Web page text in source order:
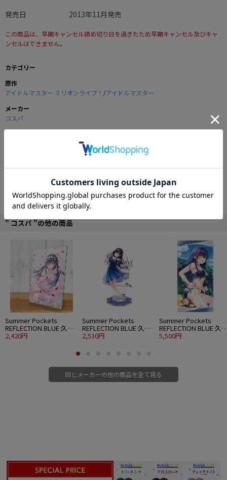
発売日
2013年11月発売
この商品は、早期キャンセル締め切り日を過ぎたため早期キャンセル及びキャ
ンセルはできません。
カテゴリー
原作
アイドルマスター ミリオンライブ！ /アイドルマスター
メーカー
コスパ
『水瀬伊織』を両面にフルカラープリントしたストラップ。
ッグなどに付けるのもGOOD！
取り外し可能なイヤホンジャックパーツが付いているので、iPhone等のストラ
ップホールのないスマートフォンでもOK！
※イヤホンジャックパーツはアクセサリーとてお楽しみ下さい。携帯電話など
をぶら下げると落下する可能性がございます。
■ベルト部分：約14×ベルト幅2cm
■ポリエステル
" コスパ "の他の商品
Summer Pockets
REFLECTION BLUE 久島
鴎 アクリルアートスタ
2,420円
Summer Pockets
REFLECTION BLUE 久島
鴎 アクリルスタンド 大
2,530円
Summer Pockets
REFLECTION BLUE 久
鴎 120cmビッグタオル
5,500円
同じメーカーの他の商品を全て見る